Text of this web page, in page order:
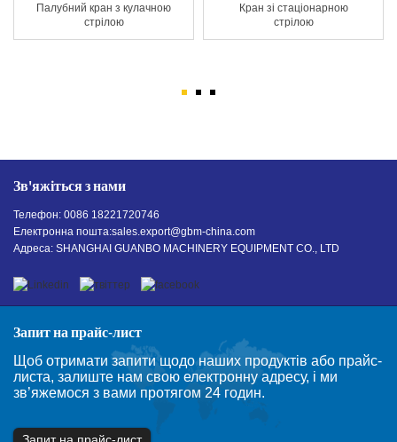
Палубний кран з кулачною
стрілою
Кран зі стаціонарною
стрілою
Зв'яжіться з нами
Телефон: 0086 18221720746
Електронна пошта:sales.export@gbm-china.com
Адреса: SHANGHAI GUANBO MACHINERY EQUIPMENT CO., LTD
Запит на прайс-лист
Щоб отримати запити щодо наших продуктів або прайс-
листа, залиште нам свою електронну адресу, і ми
зв’яжемося з вами протягом 24 годин.